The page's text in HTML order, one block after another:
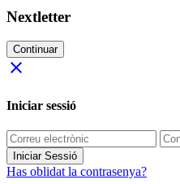
Nextletter
Continuar
close
Iniciar sessió
Iniciar Sessió
Has oblidat la contrasenya?